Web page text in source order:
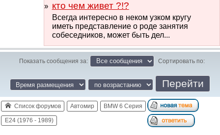
кто чем живет ?!?
Всегда интересно в неком узком кругу
иметь представление о роде занятия
собеседников, может быть дел...
Показать сообщения за: Сортировать по:
Список форумов Автомир BMW 6 Серия
E24 (1976 - 1989)